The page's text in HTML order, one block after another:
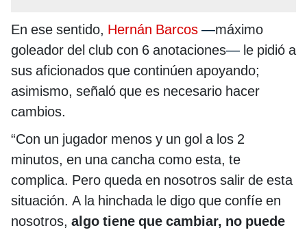
En ese sentido, Hernán Barcos —máximo
goleador del club con 6 anotaciones— le pidió a
sus aficionados que continúen apoyando;
asimismo, señaló que es necesario hacer
cambios.
“Con un jugador menos y un gol a los 2
minutos, en una cancha como esta, te
complica. Pero queda en nosotros salir de esta
situación. A la hinchada le digo que confíe en
nosotros, algo tiene que cambiar, no puede